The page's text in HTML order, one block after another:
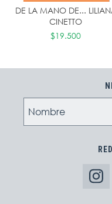
DE LA MANO DE...
CINETTO
$19.500